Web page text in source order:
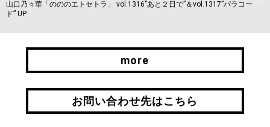
山口乃々華「のののエトセトラ」 vol.1316”あと２日で”＆vol.1317”パラコー
ド” UP
more
more
お問い合わせ先はこちら
お問い合わせ先はこちら
引継ぎはこちら